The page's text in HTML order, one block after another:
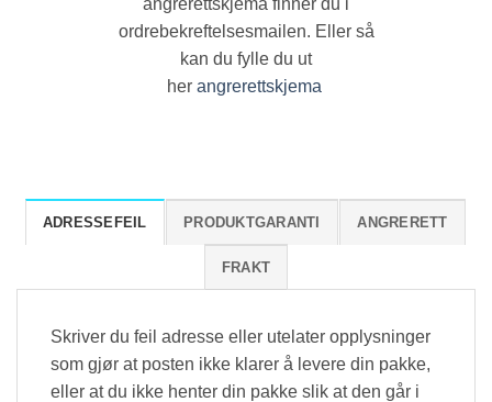
angrerettskjema finner du i
ordrebekreftelsesmailen. Eller så
kan du fylle du ut
her angrerettskjema
ADRESSEFEIL PRODUKTGARANTI ANGRERETT
FRAKT
Skriver du feil adresse eller utelater opplysninger
som gjør at posten ikke klarer å levere din pakke,
eller at du ikke henter din pakke slik at den går i